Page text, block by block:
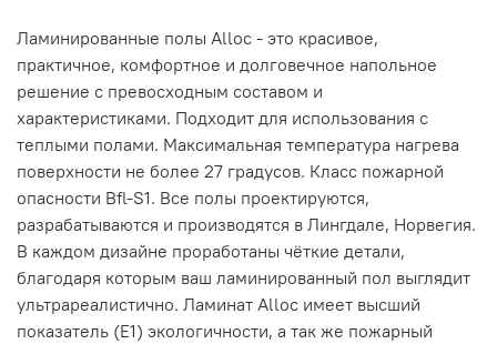
Ламинированные полы Alloc - это красивое,
практичное, комфортное и долговечное напольное
решение с превосходным составом и
характеристиками. Подходит для использования с
теплыми полами. Максимальная температура нагрева
поверхности не более 27 градусов. Класс пожарной
опасности Bfl-S1. Все полы проектируются,
разрабатываются и производятся в Лингдале, Норвегия.
В каждом дизайне проработаны чёткие детали,
благодаря которым ваш ламинированный пол выглядит
ультрареалистично. Ламинат Alloc имеет высший
показатель (E1) экологичности, а так же пожарный